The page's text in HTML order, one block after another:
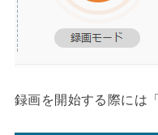
録画を開始する際には